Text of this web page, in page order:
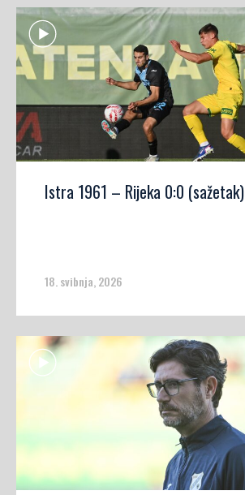
Istra 1961 – Rijeka 0:0 (sažetak)
18. svibnja, 2026